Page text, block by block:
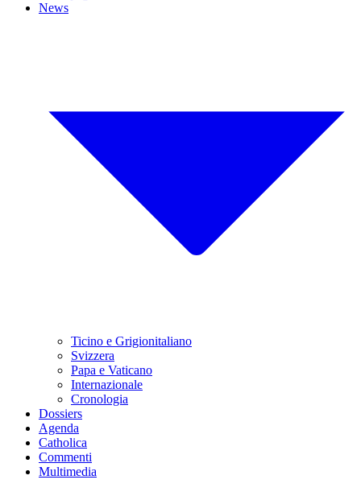
News
Ticino e Grigionitaliano
Svizzera
Papa e Vaticano
Internazionale
Cronologia
Dossiers
Agenda
Catholica
Commenti
Multimedia